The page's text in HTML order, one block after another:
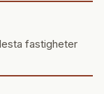
fastigheter